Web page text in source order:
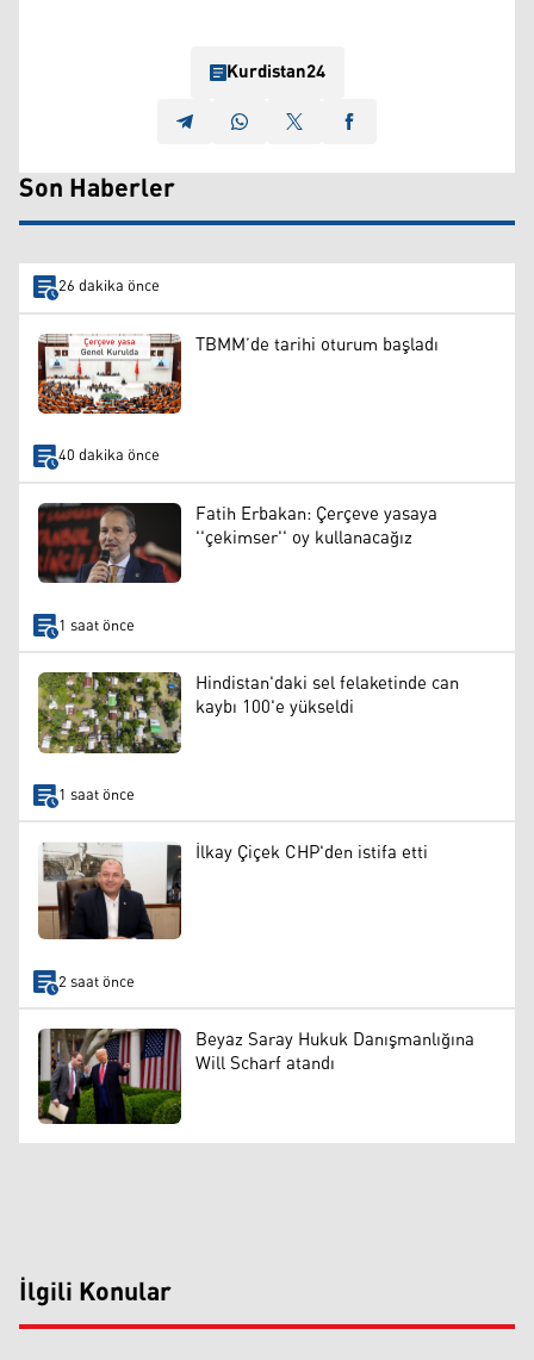
Kurdistan24
Son Haberler
26 dakika önce
TBMM’de tarihi oturum başladı
40 dakika önce
Fatih Erbakan: Çerçeve yasaya
''çekimser'' oy kullanacağız
1 saat önce
Hindistan'daki sel felaketinde can
kaybı 100'e yükseldi
1 saat önce
İlkay Çiçek CHP'den istifa etti
2 saat önce
Beyaz Saray Hukuk Danışmanlığına
Will Scharf atandı
İlgili Konular